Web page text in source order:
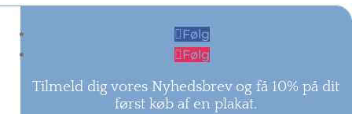
Følg
Følg
Tilmeld dig vores Nyhedsbrev og få 10% på dit
først køb af en plakat.